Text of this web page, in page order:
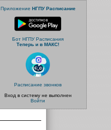
Приложение НГПУ Расписание
Бот НГПУ Расписания
Теперь и в МАКС!
Расписание звонков
Вход в систему не выполнен
Войти